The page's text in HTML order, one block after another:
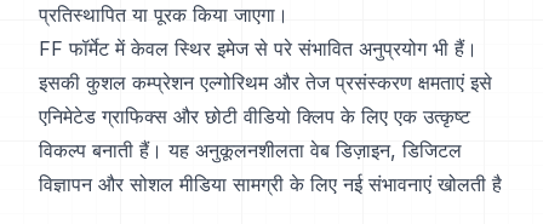
प्रतिस्थापित या पूरक किया जाएगा।
FF फॉर्मेट में केवल स्थिर इमेज से परे संभावित अनुप्रयोग भी हैं।
इसकी कुशल कम्प्रेशन एल्गोरिथम और तेज प्रसंस्करण क्षमताएं इसे
एनिमेटेड ग्राफिक्स और छोटी वीडियो क्लिप के लिए एक उत्कृष्ट
विकल्प बनाती हैं। यह अनुकूलनशीलता वेब डिज़ाइन, डिजिटल
विज्ञापन और सोशल मीडिया सामग्री के लिए नई संभावनाएं खोलती है